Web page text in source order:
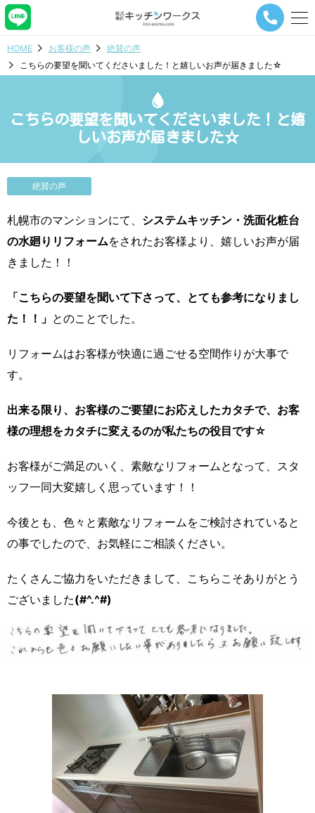
メ
ナ
ー
シ
ボ
HOME お客様の声
絶賛の声
こちらの要望を聞いてくださいました！と嬉しいお声が届きました☆
こちらの要望を聞いてくださいました！と嬉
しいお声が届きました☆
絶賛の声
札幌市のマンションにて、 システムキッチン・洗面化粧台
の水廻りリフォームをされたお客様より、嬉しいお声が届
きました！！
「こちらの要望を聞いて下さって、とても参考になりまし
た！！」 とのことでした。
リフォームはお客様が快適に過ごせる空間作りが大事で
す。
出来る限り、お客様のご要望にお応えしたカタチで、お客
様の理想をカタチに変えるのが私たちの役目です☆
お客様がご満足のいく、素敵なリフォームとなって、スタ
ッフ一同大変嬉しく思っています！！
今後とも、色々と素敵なリフォームをご検討されていると
の事でしたので、お気軽にご相談ください。
たくさんご協力をいただきまして、こちらこそありがとう
ございました(#^.^#)